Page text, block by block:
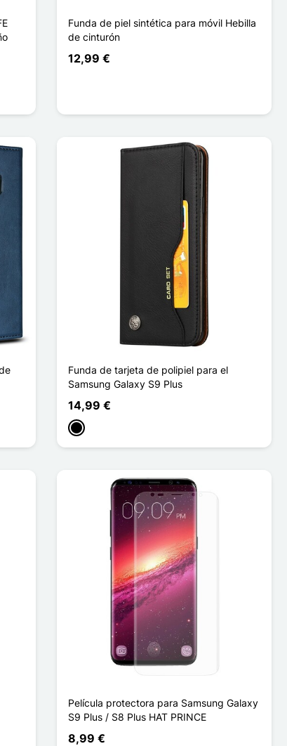
Funda de piel sintética para móvil Hebilla
de cinturón
12,99 €
Funda de tarjeta de polipiel para el
Samsung Galaxy S9 Plus
14,99 €
Negro
Película protectora para Samsung Galaxy
S9 Plus / S8 Plus HAT PRINCE
8,99 €